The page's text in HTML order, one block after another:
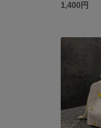
1,400円